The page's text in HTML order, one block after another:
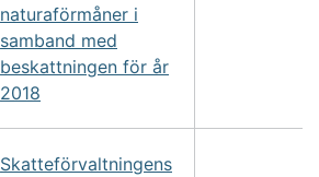
naturaförmåner i
samband med
beskattningen för år
2018
Skatteförvaltningens